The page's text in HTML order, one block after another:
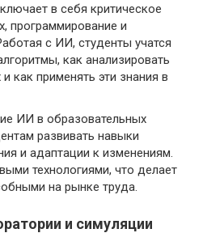
в себя критическое
программирование и
с ИИ, студенты учатся
как анализировать
применять эти знания в
ИИ в образовательных
развивать навыки
и адаптации к изменениям.
технологиями, что делает
на рынке труда.
и симуляции